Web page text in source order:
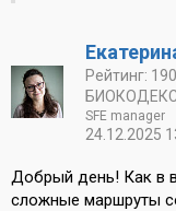
Рейтинг: 190
БИОКОДЕКС
SFE manager
24.12.2025
Добрый день! Как в
сложные маршруты